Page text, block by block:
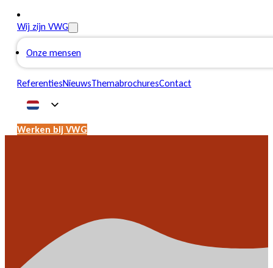
Wij zijn VWG
Onze mensen
ReferentiesNieuwsThemabrochuresContact
Werken bij VWG